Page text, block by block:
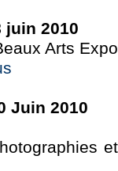
juin 2010
Arts
Juin 2010